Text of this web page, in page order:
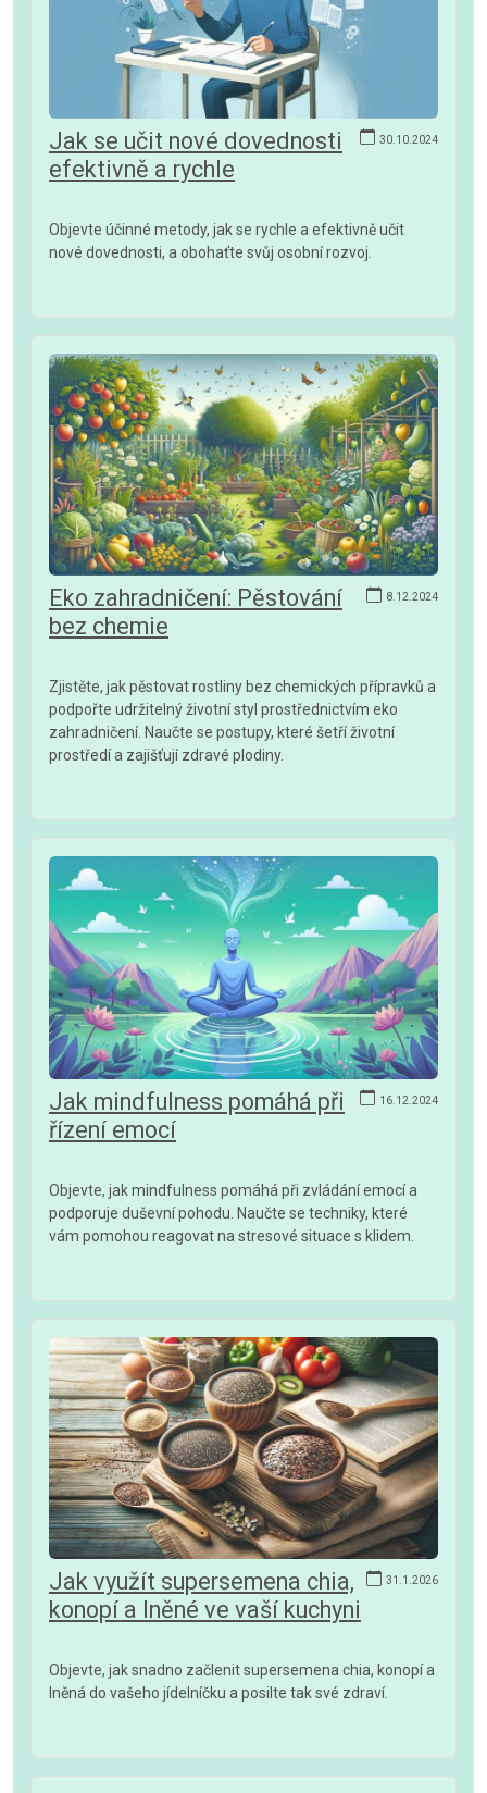
30.10.2024
Jak se učit nové dovednosti
efektivně a rychle
Objevte účinné metody, jak se rychle a efektivně učit
nové dovednosti, a obohaťte svůj osobní rozvoj.
8.12.2024
Eko zahradničení: Pěstování
bez chemie
Zjistěte, jak pěstovat rostliny bez chemických přípravků a
podpořte udržitelný životní styl prostřednictvím eko
zahradničení. Naučte se postupy, které šetří životní
prostředí a zajišťují zdravé plodiny.
16.12.2024
Jak mindfulness pomáhá při
řízení emocí
Objevte, jak mindfulness pomáhá při zvládání emocí a
podporuje duševní pohodu. Naučte se techniky, které
vám pomohou reagovat na stresové situace s klidem.
31.1.2026
Jak využít supersemena chia,
konopí a lněné ve vaší kuchyni
Objevte, jak snadno začlenit supersemena chia, konopí a
lněná do vašeho jídelníčku a posilte tak své zdraví.